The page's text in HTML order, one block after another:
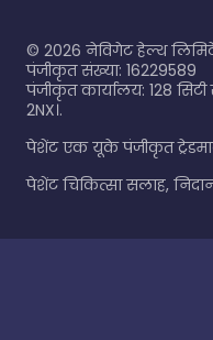
© 2026 नेविगेट हेल्थ
पंजीकृत संख्या: 16229589
पंजीकृत कार्यालय: 128
2NX।.
पेशेंट एक यूके पंजीकृत
पेशेंट चिकित्सा सलाह, निदान